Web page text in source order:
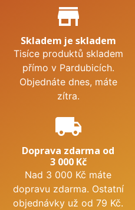
Proč nakupovat u nás?
store_mall_directory
Skladem je skladem
Tisíce produktů skladem
přímo v Pardubicích.
Objednáte dnes, máte
zítra.
local_shipping
Doprava zdarma od
3 000 Kč
Nad 3 000 Kč máte
dopravu zdarma. Ostatní
objednávky už od 79 Kč.